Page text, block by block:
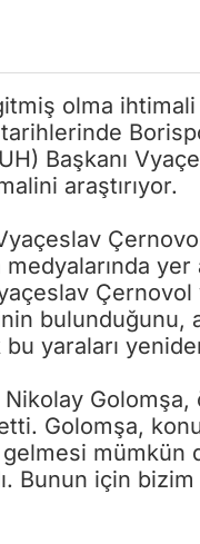
tarihlerinde
Başkanı
araştırıyor.
bulunduğunu,
bu yaraları
Nikolay
Golomşa, konu
mümkün
Bunun için